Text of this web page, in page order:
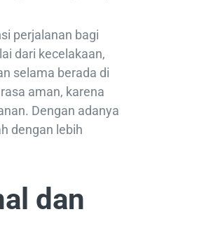
perjalanan bagi
dari kecelakaan,
selama berada di
aman, karena
Dengan adanya
dengan lebih
dan